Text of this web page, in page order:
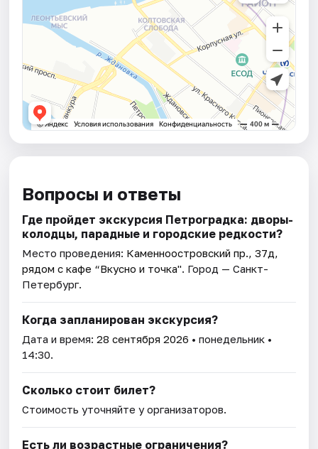
Вопросы и ответы
Где пройдет экскурсия Петроградка: дворы-
колодцы, парадные и городские редкости?
Место проведения: Каменноостровский пр., 37д,
рядом с кафе “Вкусно и точка". Город — Санкт-
Петербург.
Когда запланирован экскурсия?
Дата и время:28 сентября 2026 • понедельник •
14:30.
Сколько стоит билет?
Стоимость уточняйте у организаторов.
Есть ли возрастные ограничения?